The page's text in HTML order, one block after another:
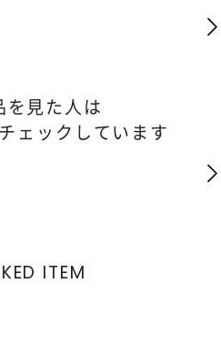
を見た人は
ェックしています
ITEM